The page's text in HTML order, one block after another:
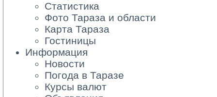
Статистика
Фото Тараза и области
Карта Тараза
Гостиницы
Информация
Новости
Погода в Таразе
Курсы валют